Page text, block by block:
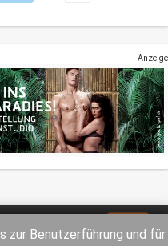
zur Benutzerführung und für
Anzeige